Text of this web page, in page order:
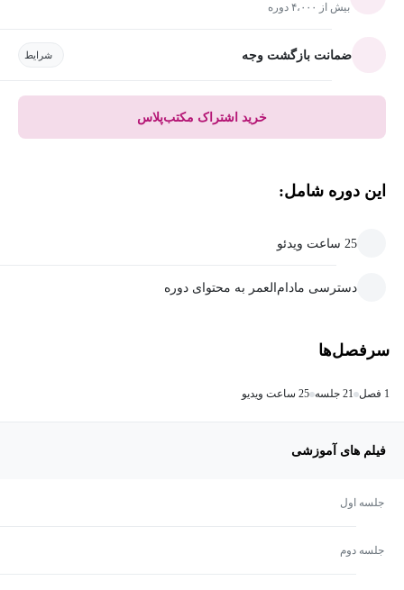
بیش از ۴،۰۰۰ دوره
ضمانت بازگشت وجه شرایط
خرید اشتراک مکتب‌پلاس
این دوره شامل:
25 ساعت ویدئو
دسترسی مادام‌العمر به محتوای دوره
سرفصل‌ها
1 فصل 21 جلسه 25 ساعت ویدیو
فیلم های آموزشی
جلسه اول
جلسه دوم